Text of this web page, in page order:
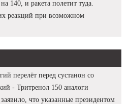
140, и ракета полетит туда.
реакций при возможном
перелёт перед сустанон со
- Тритренол 150 аналоги
что указанные президентом